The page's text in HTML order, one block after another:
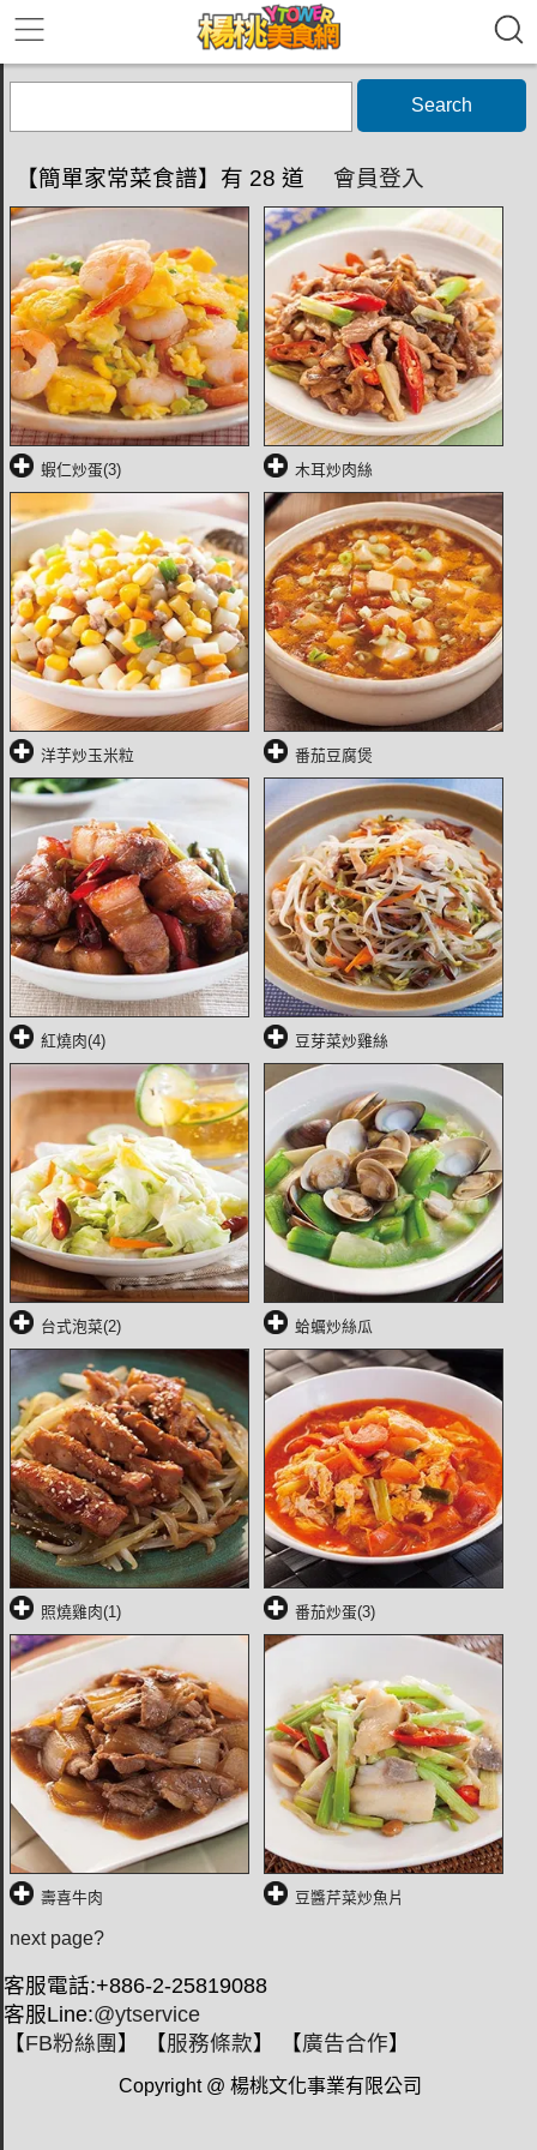
Search
【簡單家常菜食譜】有 28 道 會員登入
蝦仁炒蛋(3) 木耳炒肉絲
洋芋炒玉米粒 番茄豆腐煲
紅燒肉(4) 豆芽菜炒雞絲
台式泡菜(2) 蛤蠣炒絲瓜
照燒雞肉(1) 番茄炒蛋(3)
壽喜牛肉 豆醬芹菜炒魚片
next page?
客服電話:+886-2-25819088
客服Line:@ytservice
【FB粉絲團 】 【服務條款】 【廣告合作】
Copyright @ 楊桃文化事業有限公司